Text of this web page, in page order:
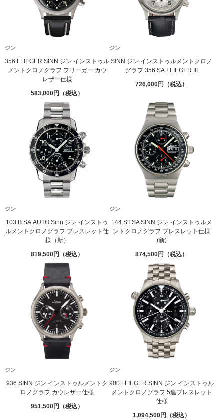
ジン
356.FLIEGER SINN ジン インストゥル
メントクロノグラフ フリーガー カウ
レザー仕様
583,000
ジン
SINN ジン インストゥルメントクロノ
グラフ 356.SA.FLIEGER.III
726,000
ジン
103.B.SA.AUTO Sinn ジン インストゥ
ルメントクロノグラフ ブレスレット仕
様（新）
819,500
ジン
144.ST.SA SINN ジン インストゥルメ
ントクロノグラフ ブレスレット仕様
(新)
874,500
ジン
936 SINN ジン インストゥルメントク
ロノグラフ カウレザー仕様
951,500
ジン
900.FLIEGER SINN ジン インストゥル
メントクロノグラフ 5連ブレスレット
仕様
1,094,500